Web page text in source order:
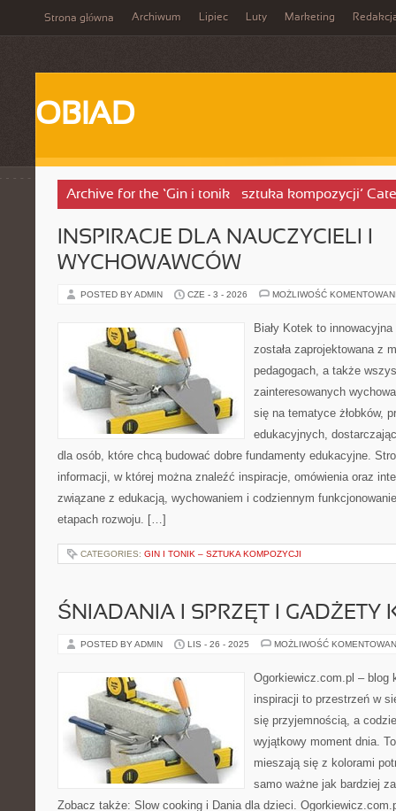
Strona główna Archiwum Lipiec Luty Marketing
OBIAD
Archive for the ‘Gin i tonik – sztuka kompozycji’
INSPIRACJE DLA NAUCZYCIELI I
WYCHOWAWCÓW
POSTED BY ADMIN CZE - 3 - 2026 MOŻLIWOŚĆ
Biały Kotek to
została zaprojektowana z
pedagogach, a także
zainteresowanych
się na tematyce żłobków,
edukacyjnych,
dla osób, które chcą budować dobre fundamenty edukacyjne.
informacji, w której można znaleźć inspiracje, omówienia oraz
związane z edukacją, wychowaniem i codziennym
etapach rozwoju. […]
CATEGORIES: GIN I TONIK – SZTUKA KOMPOZYCJI
ŚNIADANIA I SPRZĘT I GADŻETY
POSTED BY ADMIN LIS - 26 - 2025 MOŻLIWOŚĆ
Ogorkiewicz.com.pl – blog
inspiracji to przestrzeń w
się przyjemnością, a
wyjątkowy moment dnia.
mieszają się z kolorami
samo ważne jak bardziej
Zobacz także: Slow cooking i Dania dla dzieci.